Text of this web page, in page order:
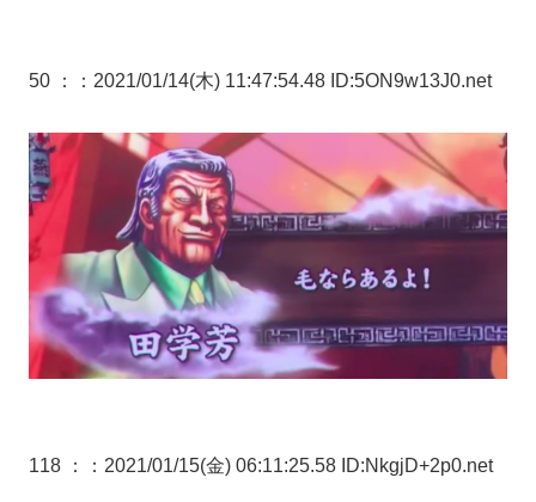
50 ： ：2021/01/14(木) 11:47:54.48 ID:5ON9w13J0.net
118 ： ：2021/01/15(金) 06:11:25.58 ID:NkgjD+2p0.net